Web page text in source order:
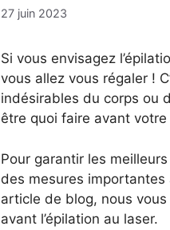
27 juin 2023
Si vous envisagez
vous allez vous régaler !
indésirables du corps ou
être quoi faire avant
Pour garantir les
des mesures importantes
article de blog, nous
avant l’épilation au laser.